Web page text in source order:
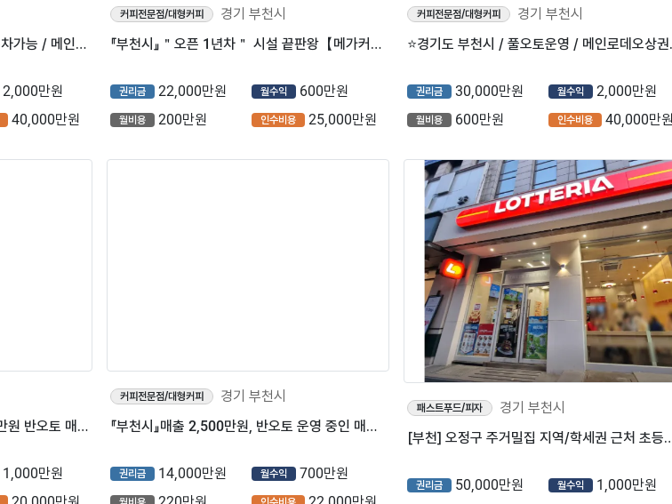
⭐경기도 부천시 / 풀오토운영 / 주차가능 / 메인상권에 위치하고있는 ＂투썸플레이스＂ 입니다⭐
2,000만원
40,000만원
커피전문점/대형커피
경기 부천시
『부천시』＂오픈 1년차＂ 시설 끝판왕【메가커피】
권리금 22,000만원 월수익 600만원
월비용 200만원 인수비용 25,000만원
커피전문점/대형커피
경기 부천시
⭐경기도
권리금 30,000만원 월수익 2,000만원
월비용 600만원 인수비용 40,000만
1,000만원
커피전문점/대형커피
경기 부천시
권리금 14,000만원 월수익 700만원
패스트푸드/피자
경기 부천시
[부천] 오정구 주거밀집 지역/학세권 근처 초
권리금 50,000만원 월수익 1,000만원